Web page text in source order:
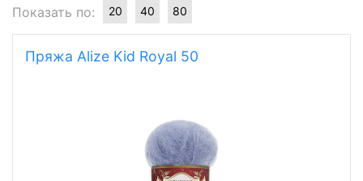
Показать по: 20 40 80
Пряжа Alize Kid Royal 50